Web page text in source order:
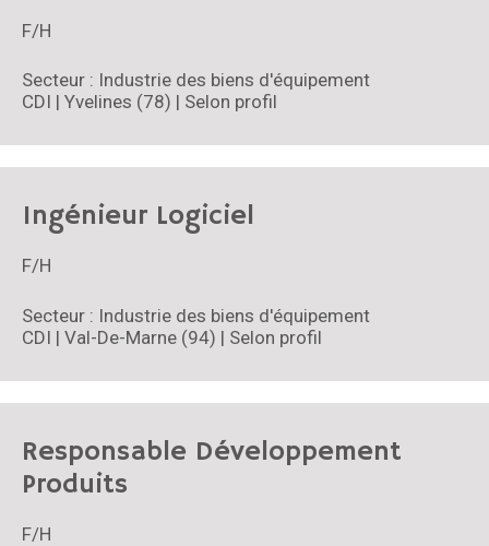
F/H
Secteur : Industrie des biens d'équipement
CDI | Yvelines (78) | Selon profil
Ingénieur Logiciel
F/H
Secteur : Industrie des biens d'équipement
CDI | Val-De-Marne (94) | Selon profil
Responsable Développement
Produits
F/H